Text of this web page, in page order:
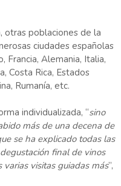
otras poblaciones de la
ciudades españolas
Francia, Alemania, Italia,
Costa Rica, Estados
Rumanía, etc.
individualizada, “sino
más de una decena de
se ha explicado todas las
final de vinos
visitas guiadas más”,